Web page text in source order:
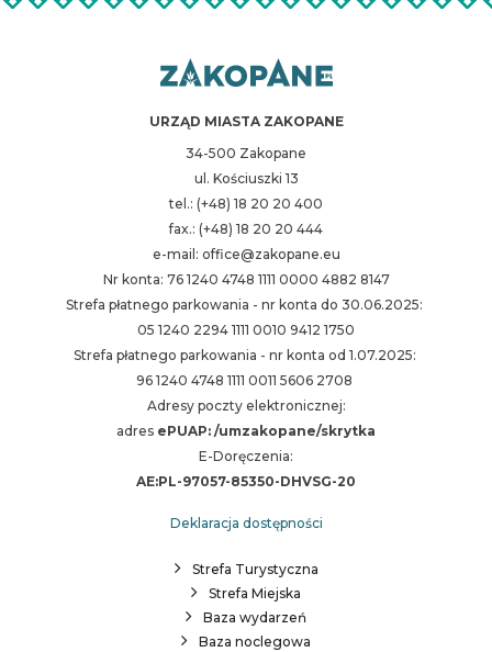
URZĄD MIASTA ZAKOPANE
34-500 Zakopane
ul. Kościuszki 13
tel.: (+48) 18 20 20 400
fax.: (+48) 18 20 20 444
e-mail: office@zakopane.eu
Nr konta: 76 1240 4748 1111 0000 4882 8147
Strefa płatnego parkowania - nr konta do 30.06.2025:
05 1240 2294 1111 0010 9412 1750
Strefa płatnego parkowania - nr konta od 1.07.2025:
96 1240 4748 1111 0011 5606 2708
Adresy poczty elektronicznej:
adres ePUAP: /umzakopane/skrytka
E-Doręczenia:
AE:PL-97057-85350-DHVSG-20
Deklaracja dostępności
Strefa Turystyczna
Strefa Miejska
Baza wydarzeń
Baza noclegowa